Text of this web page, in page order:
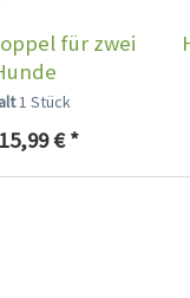
für zwei
1 Stück
€ *